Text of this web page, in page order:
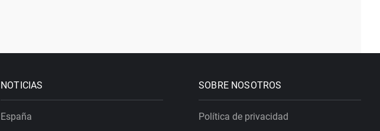
NOTICIAS
España
SOBRE NOSOTROS
Política de privacidad